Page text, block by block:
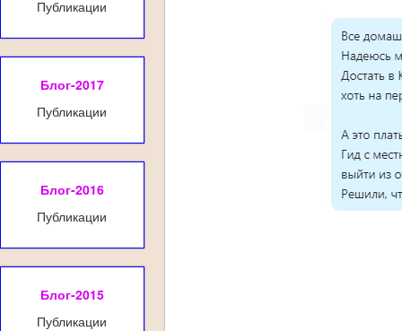
Публикации
Блог-2017
Публикации
Блог-2016
Публикации
Блог-2015
Публикации